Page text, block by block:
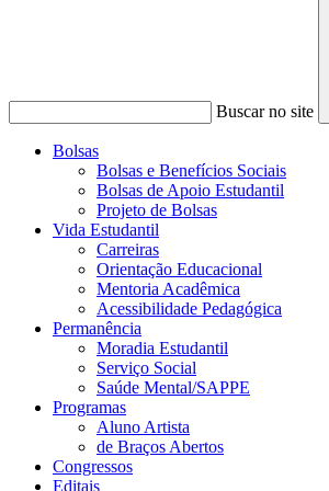
Buscar no site
Bolsas
Bolsas e Benefícios Sociais
Bolsas de Apoio Estudantil
Projeto de Bolsas
Vida Estudantil
Carreiras
Orientação Educacional
Mentoria Acadêmica
Acessibilidade Pedagógica
Permanência
Moradia Estudantil
Serviço Social
Saúde Mental/SAPPE
Programas
Aluno Artista
de Braços Abertos
Congressos
Editais